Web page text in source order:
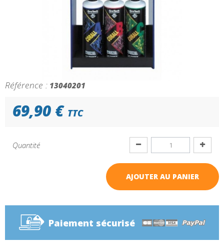
Référence : 13040201
69,90 € TTC
Quantité
AJOUTER AU PANIER
Paiement sécurisé